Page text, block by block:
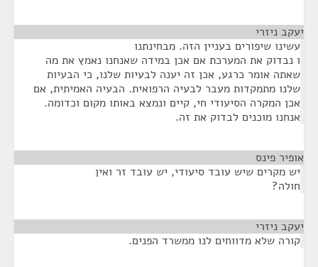
יעקב ניזרי
עשינו שיפורים בעניין הזה. מבחינתנו
ו נבדוק את המערכת אם אכן במידה שאנחנו נאמץ את מה
שאתה אומר כרגע, אכן זה יענה לבעיות שלנו, כי הבעיות
שלנו מתמקדות מעבר לבעיה הרפואית. הבעיה האמיתית, אם
אכן המקרה הסיעודי חי, קיים ונמצא באותו מקום וכדומה.
אנחנו מוכנים לבדוק את זה.
אופיר פינס
יש מקרים שיש עובד סיעודי, יש עובד זר ואין
חולה?
יעקב ניזרי
קורה שלא מדווחים לנו ממשרד הפנים.